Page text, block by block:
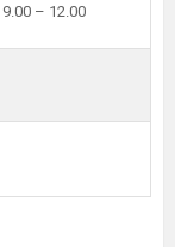
9.00 – 12.00